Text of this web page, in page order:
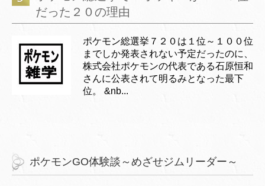
だった２０の理由
ポケモン総選挙７２０は１位～１００位
までしか発表されない予定だったのに、
株式会社ポケモンの代表である石原恒和
さんに公表されて明るみとなった最下
位。 &nb...
ポケモンGO体験談～めざせジムリーダー～